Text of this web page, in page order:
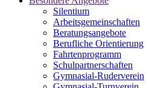
Silentium
Arbeitsgemeinschaften
Beratungsangebote
Berufliche Orientierung
Fahrtenprogramm
Schulpartnerschaften
Gymnasial-Ruderverein